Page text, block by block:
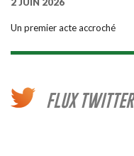
Un premier acte accroché
FLUX TWITTER